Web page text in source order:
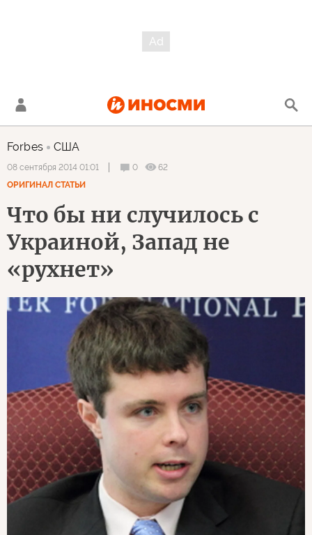
Forbes США
08 сентября 2014 01:01 0
62
ОРИГИНАЛ СТАТЬИ
Что бы ни случилось с
Украиной, Запад не
«рухнет»